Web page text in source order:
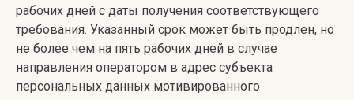
рабочих дней с даты получения соответствующего
требования. Указанный срок может быть продлен, но
не более чем на пять рабочих дней в случае
направления оператором в адрес субъекта
персональных данных мотивированного